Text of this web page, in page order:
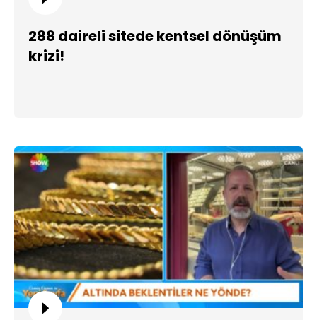
288 daireli sitede kentsel dönüşüm
krizi!